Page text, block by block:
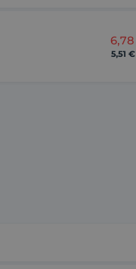
6,78
5,51 €